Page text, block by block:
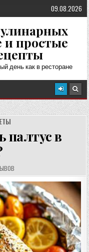
09.08.2026
и простые
день как в ресторане
палтус в